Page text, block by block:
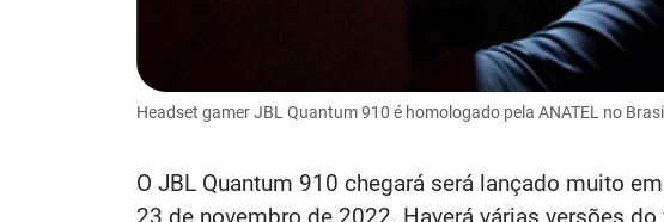
Headset gamer JBL Quantum 910 é homologado pela ANATEL no
O JBL Quantum 910 chegará será lançado muito